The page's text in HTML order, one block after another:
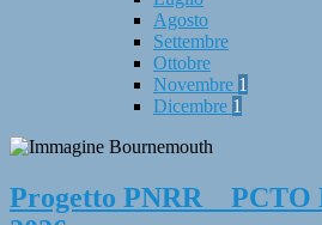
Agosto
Settembre
Ottobre
Novembre 1
Dicembre 1
Progetto PNRR _ PCTO